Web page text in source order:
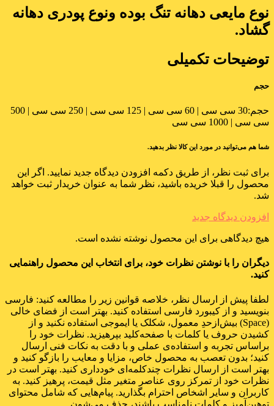
نوع مایعی دهانه تنگ بوده ونوع پودری دهانه
گشاد.
توضیحات تکمیلی
حجم
حجم:
30 سی سی | 60 سی سی | 125 سی سی | 250 سی سی | 500
سی سی | 1000 سی سی
شما هم می‌توانید در مورد این کالا نظر بدهید.
برای ثبت نظر، از طریق دکمه افزودن دیدگاه جدید نمایید. اگر این
محصول را قبلا خریده باشید، نظر شما به عنوان خریدار ثبت خواهد
شد.
افزودن دیدگاه جدید
هیچ دیدگاهی برای این محصول نوشته نشده است.
دیگران را با نوشتن نظرات خود، برای انتخاب این محصول راهنمایی
کنید.
لطفا پیش از ارسال نظر، خلاصه قوانین زیر را مطالعه کنید: فارسی
بنویسید و از کیبورد فارسی استفاده کنید. بهتر است از فضای خالی
(Space) بیش‌از‌حدِ معمول، شکلک یا ایموجی استفاده نکنید و از
کشیدن حروف یا کلمات با صفحه‌کلید بپرهیزید. نظرات خود را
براساس تجربه و استفاده‌ی عملی و با دقت به نکات فنی ارسال
کنید؛ بدون تعصب به محصول خاص، مزایا و معایب را بازگو کنید و
بهتر است از ارسال نظرات چندکلمه‌‌ای خودداری کنید. بهتر است در
نظرات خود از تمرکز روی عناصر متغیر مثل قیمت، پرهیز کنید. به
کاربران و سایر اشخاص احترام بگذارید. پیام‌هایی که شامل محتوای
توهین‌آمیز و کلمات نامناسب باشند، حذف می‌شون